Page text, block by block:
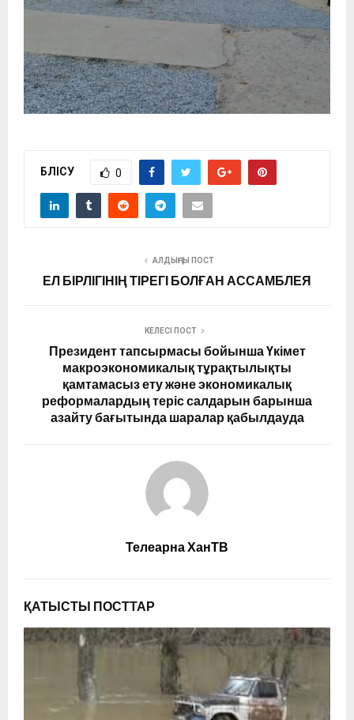
БӨЛІСУ 0
АЛДЫҢҒЫ ПОСТ
ЕЛ БІРЛІГІНІҢ ТІРЕГІ БОЛҒАН АССАМБЛЕЯ
КЕЛЕСІ ПОСТ
Президент тапсырмасы бойынша Үкімет
макроэкономикалық тұрақтылықты
қамтамасыз ету және экономикалық
реформалардың теріс салдарын барынша
азайту бағытында шаралар қабылдауда
Телеарна ХанТВ
ҚАТЫСТЫ ПОСТТАР